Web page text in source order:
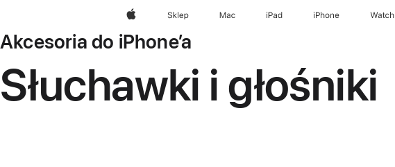
Apple Sklep Mac iPad iPhone Watch
Akcesoria do iPhone’a
Słuchawki i głośniki